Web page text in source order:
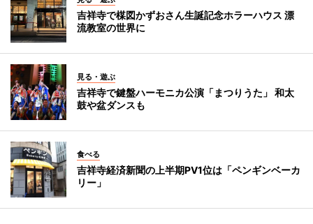
吉祥寺で楳図かずおさん生誕記念ホラーハウス 漂
流教室の世界に
見る・遊ぶ
吉祥寺で鍵盤ハーモニカ公演「まつりうた」 和太
鼓や盆ダンスも
食べる
吉祥寺経済新聞の上半期PV1位は「ペンギンベーカ
リー」